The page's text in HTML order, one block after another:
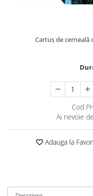
Cartuş de cerneală
Cod
Ai nevoie
Adauga la